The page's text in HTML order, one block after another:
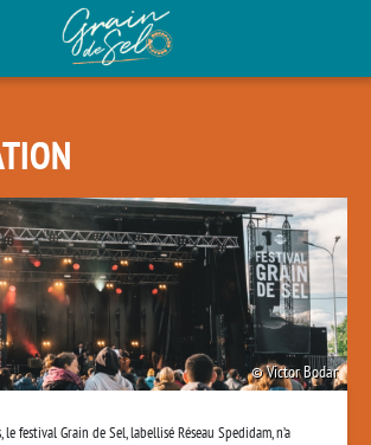
Victor Bodar
festival Grain de Sel, labellisé Réseau Spedidam, n’a